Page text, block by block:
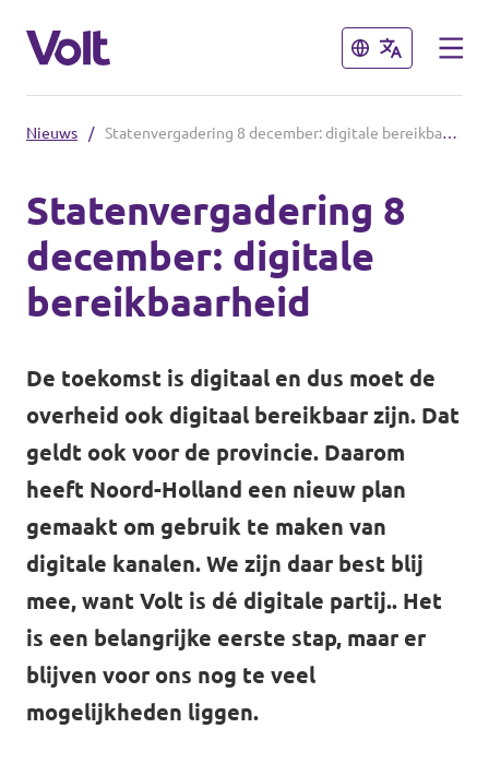
Sluiten
Volt Nederland
Volt Alkmaar
Volt Amsterdam
Volt Haarlem
Sluiten
Standpunten
Over Volt
Mensen
Nieuws
Agenda
Volt Haarlem
Nieuws / Statenvergadering 8 december: digitale bereikbaarheid
Statenvergadering 8
december: digitale
bereikbaarheid
De toekomst is digitaal en dus moet de
overheid ook digitaal bereikbaar zijn. Dat
geldt ook voor de provincie. Daarom
heeft Noord-Holland een nieuw plan
gemaakt om gebruik te maken van
digitale kanalen. We zijn daar best blij
mee, want Volt is dé digitale partij.. Het
is een belangrijke eerste stap, maar er
blijven voor ons nog te veel
mogelijkheden liggen.